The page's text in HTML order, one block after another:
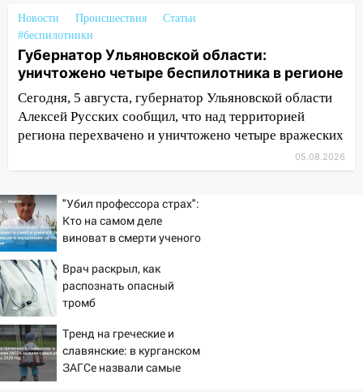
15:00
В Ульяновске после тройного ДТП
госпитализировали 25-летнего байкера
14:32 На Ульяновскую область
надвигается жара
14:08 Пешеход переходил по «зебре»:
подробности серьезной аварии на
Фруктовой
Трудовой горело здание
13:00
Водитель без прав врезался в
припаркованный автомобиль
12:37
Переезжал «зебру» на
велосипеде и попал под колеса
12:18
Железнодорожном районе горела дача
11:33
В Засвияжье под колёса авто
попал мужчина
Новости Происшествия
Статьи
#беспилотники
Губернатор Ульяновской области:
уничтожено четыре беспилотника в регионе
Сегодня, 5 августа, губернатор Ульяновской области
Алексей Русских сообщил, что над территорией
региона перехвачено и уничтожено четыре вражеских
05.08.2026
"Убил профессора страх":
Кто на самом деле
виноват в смерти ученого
мальчишек на поле с
горохом
Врач раскрыл, как
распознать опасный
тромб
Тренд на греческие и
славянские: в курганском
ЗАГСе назвали самые